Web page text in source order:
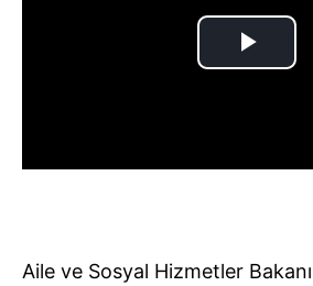
Aile ve Sosyal Hizmetler